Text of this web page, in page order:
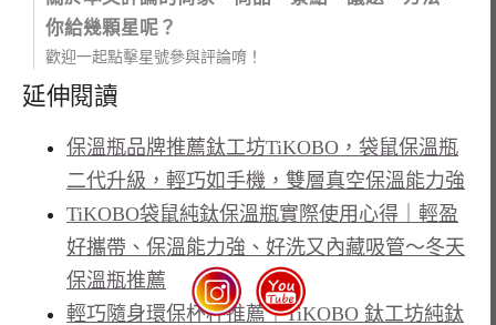
你給幾顆星呢？
歡迎一起點擊星號參與評論唷！
延伸閱讀
保溫瓶品牌推薦鈦工坊TiKOBO，袋鼠保溫瓶
二代升級，輕巧如手機，雙層真空保溫能力強
TiKOBO袋鼠純鈦保溫瓶實際使用心得｜輕盈
好攜帶、保溫能力強、好洗又內藏吸管～冬天
保溫瓶推薦
輕巧隨身環保杯杯推薦｜TiKOBO 鈦工坊純鈦